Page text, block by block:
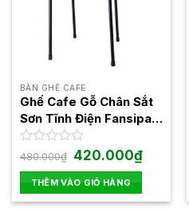
BÀN GHẾ CAFE
Ghế Cafe Gỗ Chân Sắt
Sơn Tĩnh Điện Fansipan
Kite 01
Được
hạng
0
5
480.000₫ Giá
gốc
là:
480.000₫.
420.000₫Giá
hiện
tại
420.000₫.
THÊM VÀO GIỎ HÀNG